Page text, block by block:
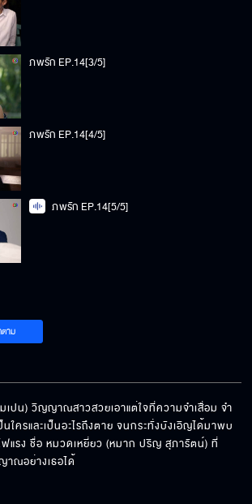
ภพรัก EP.14[3/5]
ภพรัก EP.14[4/5]
ภพรัก EP.14[5/5]
าม
เปน) วิญญาณสาวสวยเอาแต่ใจที่ความจำเสื่อม จำ
นใครและเป็นอะไรถึงตาย จนกระทั่งบังเอิญได้มาพบ
แรง ชื่อ หมวดเหยี่ยว (หมาก ปริญ สุภารัตน์) ที่
ณอย่างเธอได้